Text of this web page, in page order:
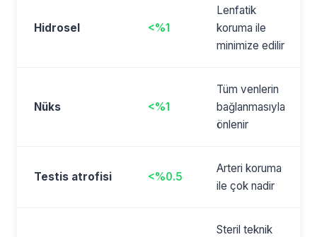
Hidrosel <%1
Lenfatik
koruma ile
minimize edilir
Nüks <%1
Tüm venlerin
bağlanmasıyla
önlenir
Testis atrofisi <%0.5
Arteri koruma
ile çok nadir
Steril teknik